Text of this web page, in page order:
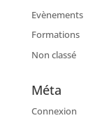
Evènements
Formations
Non classé
Méta
Connexion